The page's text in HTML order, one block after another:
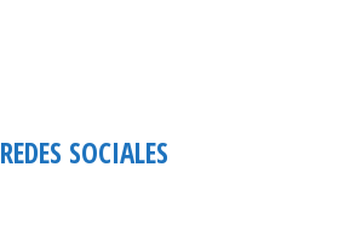
REDES SOCIALES